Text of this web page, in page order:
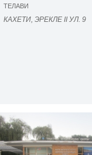
ТЕЛАВИ
КАХЕТИ, ЭРЕКЛЕ II УЛ. 9